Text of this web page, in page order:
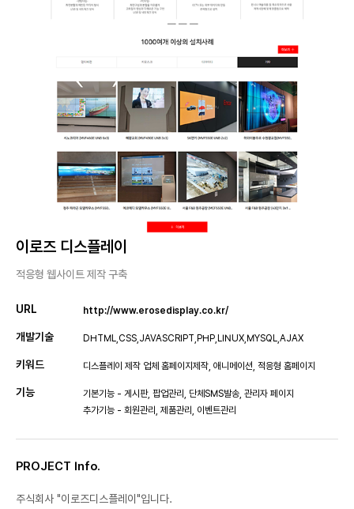
이로즈 디스플레이
적응형 웹사이트 제작 구축
URL http://www.erosedisplay.co.kr/
개발기술 DHTML,CSS,JAVASCRIPT,PHP,LINUX,MYSQL,AJAX
키워드 디스플레이 제작 업체 홈페이지제작, 애니메이션, 적응형 홈페이지
기능
기본기능 - 게시판, 팝업관리, 단체SMS발송, 관리자 페이지
추가기능 - 회원관리, 제품관리, 이벤트관리
PROJECT Info.
주식회사 "이로즈디스플레이"입니다.